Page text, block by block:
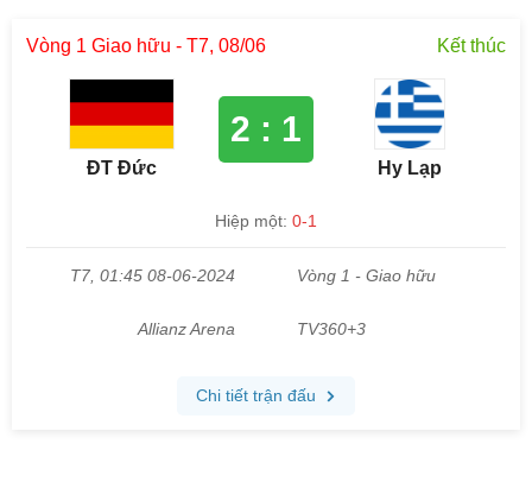
Vòng 1 Giao hữu - T7, 08/06 Kết thúc
ĐT Đức
2 : 1
Hy Lạp
Hiệp một: 0-1
T7, 01:45 08-06-2024 Vòng 1 - Giao hữu
Allianz Arena TV360+3
Chi tiết trận đấu